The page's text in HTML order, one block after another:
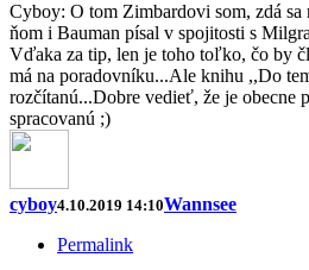
Cyboy: O tom Zimbardovi som, zdá
ňom i Bauman písal v spojitosti s
Vďaka za tip, len je toho toľko, čo by
má na poradovníku...Ale knihu ,,Do
rozčítanú...Dobre vedieť, že je obecne
spracovanú ;)
cyboy4.10.2019 14:10Wannsee
Permalink